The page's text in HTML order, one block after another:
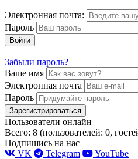
Электронная почта:
Пароль
Войти
Забыли пароль?
Ваше имя
Электронная почта
Пароль
Зарегистрироваться
Пользователи онлайн
Всего: 8 (пользователей: 0,
Подпишись на нас
VK
Telegram YouTube